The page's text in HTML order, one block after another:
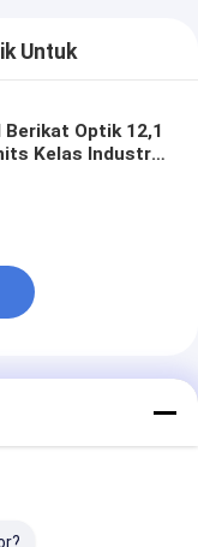
Untuk
Berikat Optik 12,1
Kelas Industri